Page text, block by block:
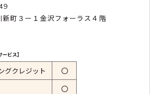
新町３ー１金沢フォーラス４階
ビス】
グクレジット 〇
〇